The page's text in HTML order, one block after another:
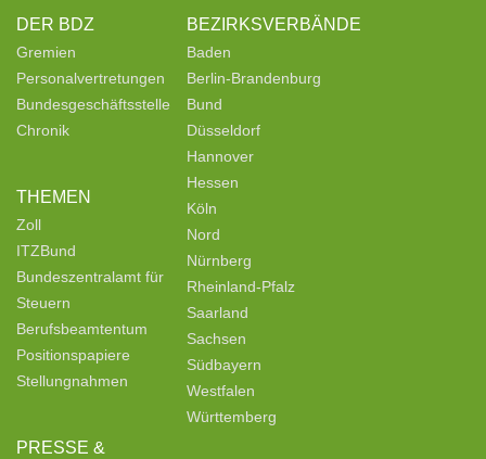
DER BDZ
Gremien
Personalvertretungen
Bundesgeschäftsstelle
Chronik
THEMEN
Zoll
ITZBund
Bundeszentralamt für
Steuern
Berufsbeamtentum
Positionspapiere
Stellungnahmen
PRESSE &
BEZIRKSVERBÄNDE
Baden
Berlin-Brandenburg
Bund
Düsseldorf
Hannover
Hessen
Köln
Nord
Nürnberg
Rheinland-Pfalz
Saarland
Sachsen
Südbayern
Westfalen
Württemberg